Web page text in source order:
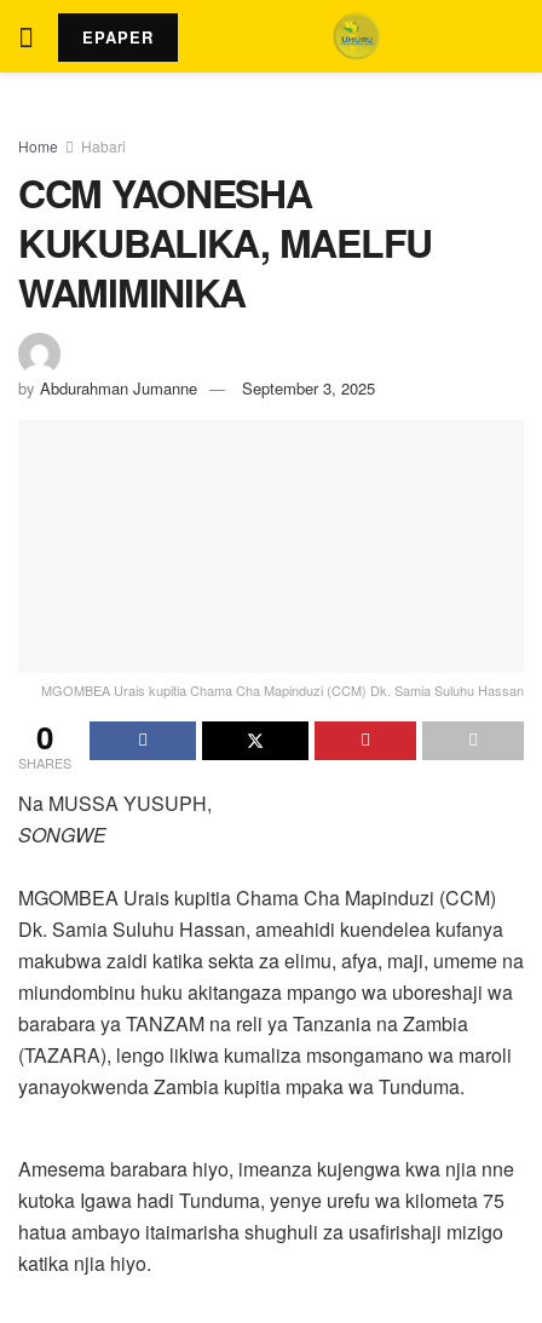
EPAPER
Home Habari
CCM YAONESHA
KUKUBALIKA, MAELFU
WAMIMINIKA
by Abdurahman Jumanne September 3, 2025
MGOMBEA Urais kupitia Chama Cha Mapinduzi (CCM) Dk. Samia Suluhu Hassan
0
SHARES
Na MUSSA YUSUPH,
SONGWE
MGOMBEA Urais kupitia Chama Cha Mapinduzi (CCM)
Dk. Samia Suluhu Hassan, ameahidi kuendelea kufanya
makubwa zaidi katika sekta za elimu, afya, maji, umeme na
miundombinu huku akitangaza mpango wa uboreshaji wa
barabara ya TANZAM na reli ya Tanzania na Zambia
(TAZARA), lengo likiwa kumaliza msongamano wa maroli
yanayokwenda Zambia kupitia mpaka wa Tunduma.
Amesema barabara hiyo, imeanza kujengwa kwa njia nne
kutoka Igawa hadi Tunduma, yenye urefu wa kilometa 75
hatua ambayo itaimarisha shughuli za usafirishaji mizigo
katika njia hiyo.